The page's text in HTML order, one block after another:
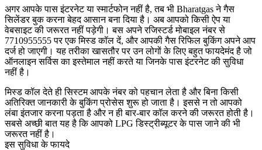
अगर आपके पास इंटरनेट या स्मार्टफोन नहीं है, तब भी Bharatgas ने गैस
सिलेंडर बुक करना बेहद आसान बना दिया है। अब आपको किसी ऐप या
वेबसाइट की जरूरत नहीं पड़ेगी। बस अपने रजिस्टर्ड मोबाइल नंबर से
7710955555 पर एक मिस्ड कॉल दें, और आपकी गैस रिफिल बुकिंग अपने आप
दर्ज हो जाएगी। यह तरीका खासतौर पर उन लोगों के लिए बहुत फायदेमंद है जो
ऑनलाइन सर्विस का इस्तेमाल नहीं करते या जिनके पास इंटरनेट की सुविधा
नहीं है।
मिस्ड कॉल देते ही सिस्टम आपके नंबर को पहचान लेता है और बिना किसी
अतिरिक्त जानकारी के बुकिंग प्रोसेस शुरू हो जाता है। इससे न तो आपको
लंबा इंतजार करना पड़ता है और न ही बार-बार कॉल करने की जरूरत होती है।
सबसे अच्छी बात यह है कि आपको LPG डिस्ट्रीब्यूटर के पास जाने की भी
जरूरत नहीं है।
इस सुविधा के फायदे